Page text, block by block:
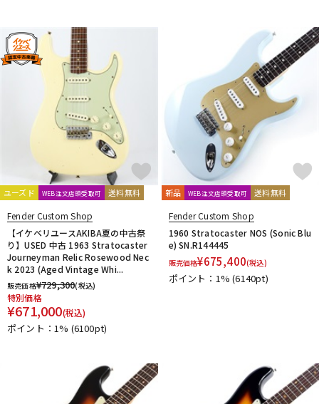
ユーズド WEB注文店頭受取可 送料無料
Fender Custom Shop
【イケベリユースAKIBA夏の中古祭
り】USED 中古 1963 Stratocaster
Journeyman Relic Rosewood Nec
k 2023 (Aged Vintage Whi...
販売価格¥729,300(税込)
特別価格
¥671,000(税込)
ポイント：1% (6100pt)
新品 WEB注文店頭受取可 送料無料
Fender Custom Shop
1960 Stratocaster NOS (Sonic Blu
e) SN.R144445
販売価格¥675,400(税込)
ポイント：1%(6140pt)